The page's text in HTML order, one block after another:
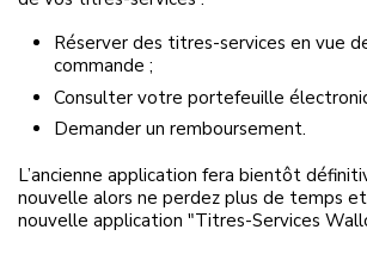
Réserver des titres-services en vue
commande ;
Consulter votre portefeuille
Demander un remboursement.
L’ancienne application fera bientôt
nouvelle alors ne perdez plus de temps
nouvelle application "Titres-Services